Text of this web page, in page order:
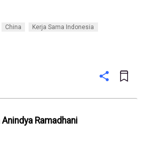
China Kerja Sama Indonesia
Ramadhani